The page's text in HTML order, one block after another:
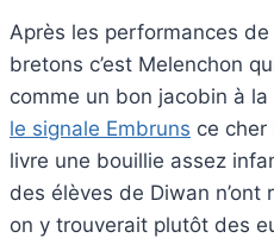
Après les performances
bretons c’est Melenchon
comme un bon jacobin à
le signale Embruns ce cher
livre une bouillie assez
des élèves de Diwan n’ont
on y trouverait plutôt des